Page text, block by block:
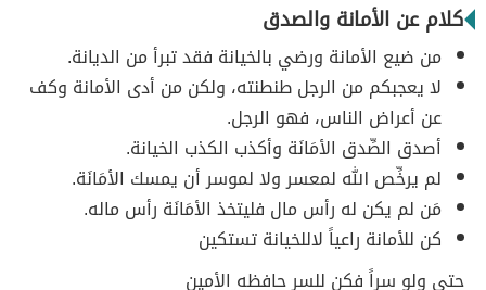
كلام عن الأمانة والصدق
من ضيع الأمانة ورضي بالخيانة فقد تبرأ من الديانة.
لا يعجبكم من الرجل طنطنته، ولكن من أدى الأمانة وكف
عن أعراض الناس، فهو الرجل.
أصدق الصِّدق الأمَانَة وأكذب الكذب الخيانة.
لم يرخِّص الله لمعسر ولا لموسر أن يمسك الأمَانَة.
مَن لم يكن له رأس مال فليتخذ الأمَانَة رأس ماله.
كن للأمانة راعياً لاللخيانة تستكين
حتى ولو سراً فكن للسر حافظه الأمين